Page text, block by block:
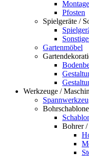
Pfosten
Spielgeräte /
Gartenmöbel
Werkzeuge /
Bohrer /